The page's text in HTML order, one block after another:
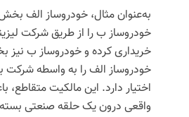
به‌عنوان مثال، خودروساز الف
خودروساز ب را از طریق شرکت
خریداری کرده و خودروساز ب نیز
خودروساز الف را به واسطه شرکت
اختیار دارد. این مالکیت
واقعی درون یک حلقه صنعتی بسته